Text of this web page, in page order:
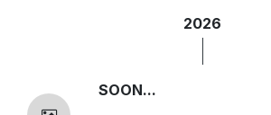
2026
SOON...